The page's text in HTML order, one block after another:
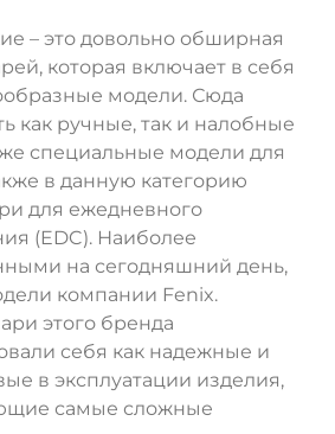
– это довольно обширная
которая включает в себя
модели. Сюда
как ручные, так и налобные
специальные модели для
в данную категорию
для ежедневного
(EDC). Наиболее
на сегодняшний день,
компании Fenix.
этого бренда
себя как надежные и
в эксплуатации изделия,
самые сложные